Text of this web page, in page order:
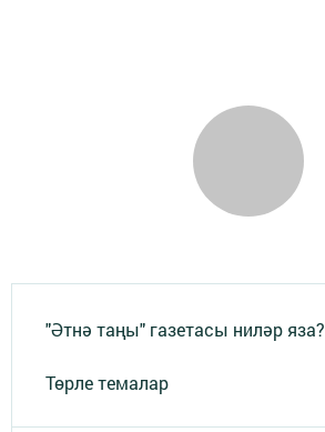
"Әтнә таңы" газетасы ниләр яза?
Төрле темалар